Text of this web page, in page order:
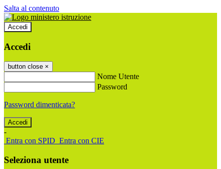
Salta al contenuto
Accedi
Accedi
button close ×
Nome Utente
Password
Password dimenticata?
-
Entra con SPID Entra con CIE
Seleziona utente